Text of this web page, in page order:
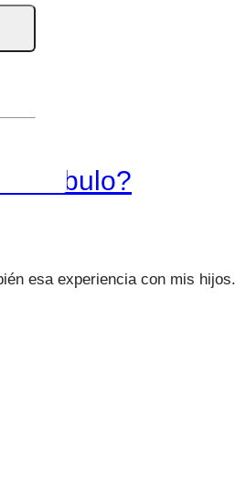
esa experiencia con mis